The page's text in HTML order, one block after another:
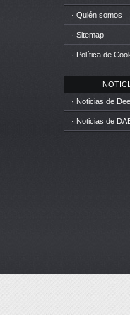
· Quién somos
· Sitemap
· Política de
· Noticias de
· Noticias de